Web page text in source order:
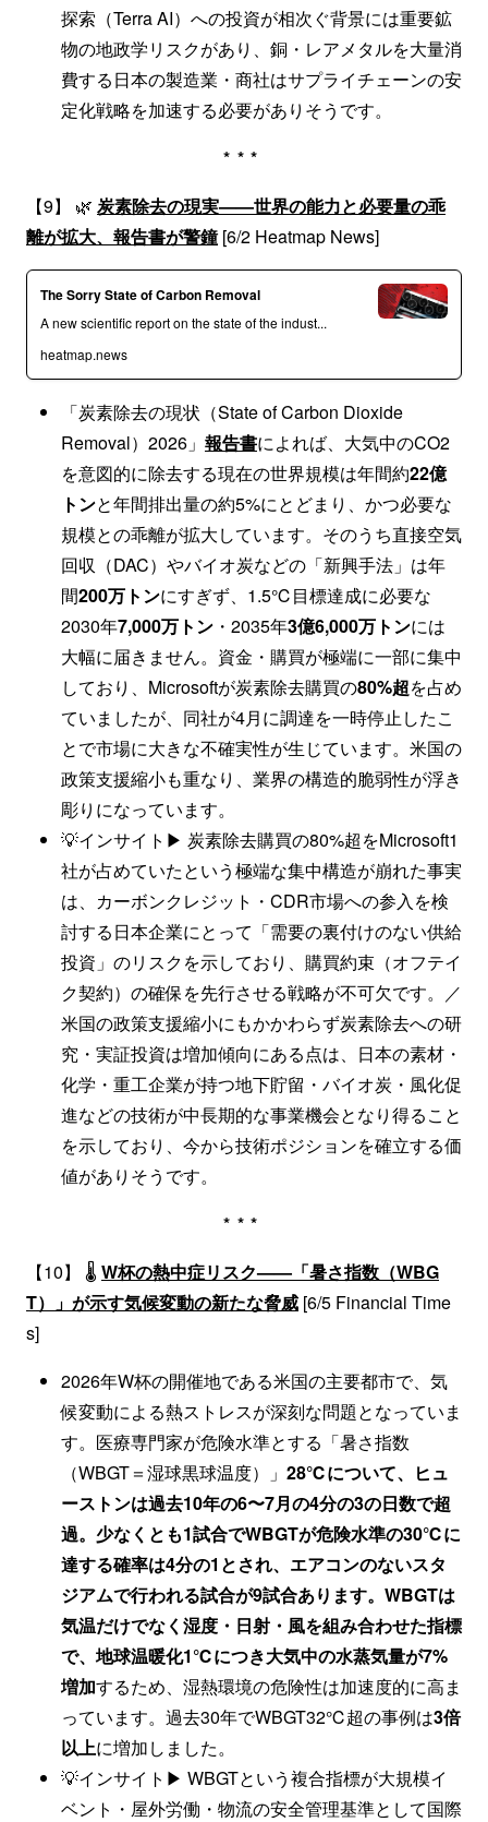
探索（Terra AI）への投資が相次ぐ背景には重要鉱
物の地政学リスクがあり、銅・レアメタルを大量消
費する日本の製造業・商社はサプライチェーンの安
定化戦略を加速する必要がありそうです。
***
【9】 🌿 炭素除去の現実——世界の能力と必要量の乖
離が拡大、報告書が警鐘[6/2 Heatmap News]
The Sorry State of Carbon Removal
A new scientific report on the state of the indust...
heatmap.news
「炭素除去の現状（State of Carbon Dioxide
Removal）2026」 報告書によれば、大気中のCO2
を意図的に除去する現在の世界規模は年間約22億
トンと年間排出量の約5%にとどまり、かつ必要な
規模との乖離が拡大しています。そのうち直接空気
回収（DAC）やバイオ炭などの「新興手法」は年
間200万トンにすぎず、1.5℃目標達成に必要な
2030年7,000万トン ・2035年3億6,000万トンには
大幅に届きません。資金・購買が極端に一部に集中
しており、Microsoftが炭素除去購買の80%超を占め
ていましたが、同社が4月に調達を一時停止したこ
とで市場に大きな不確実性が生じています。米国の
政策支援縮小も重なり、業界の構造的脆弱性が浮き
彫りになっています。
💡インサイト▶ 炭素除去購買の80%超をMicrosoft1
社が占めていたという極端な集中構造が崩れた事実
は、カーボンクレジット・CDR市場への参入を検
討する日本企業にとって「需要の裏付けのない供給
投資」のリスクを示しており、購買約束（オフテイ
ク契約）の確保を先行させる戦略が不可欠です。／
米国の政策支援縮小にもかかわらず炭素除去への研
究・実証投資は増加傾向にある点は、日本の素材・
化学・重工企業が持つ地下貯留・バイオ炭・風化促
進などの技術が中長期的な事業機会となり得ること
を示しており、今から技術ポジションを確立する価
値がありそうです。
***
【10】 🌡 W杯の熱中症リスク——「暑さ指数（WBG
T）」が示す気候変動の新たな脅威 [6/5 Financial Time
s]
2026年W杯の開催地である米国の主要都市で、気
候変動による熱ストレスが深刻な問題となっていま
す。医療専門家が危険水準とする「暑さ指数
（WBGT＝湿球黒球温度）」 28℃について、ヒュ
ーストンは過去10年の6〜7月の4分の3の日数で超
過。少なくとも1試合でWBGTが危険水準の30℃に
達する確率は4分の1とされ、エアコンのないスタ
ジアムで行われる試合が9試合あります。WBGTは
気温だけでなく湿度・日射・風を組み合わせた指標
で、地球温暖化1℃につき大気中の水蒸気量が7%
増加するため、湿熱環境の危険性は加速度的に高ま
っています。過去30年でWBGT32℃超の事例は3倍
以上に増加しました。
💡インサイト▶ WBGTという複合指標が大規模イ
ベント・屋外労働・物流の安全管理基準として国際